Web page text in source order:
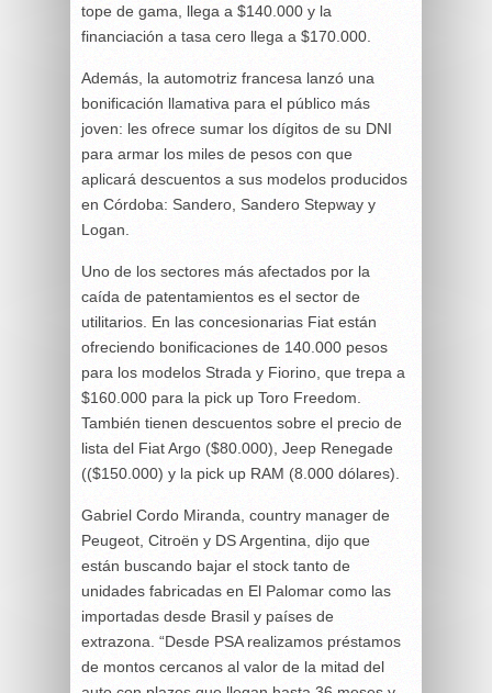
tope de gama, llega a $140.000 y la
financiación a tasa cero llega a $170.000.
Además, la automotriz francesa lanzó una
bonificación llamativa para el público más
joven: les ofrece sumar los dígitos de su DNI
para armar los miles de pesos con que
aplicará descuentos a sus modelos producidos
en Córdoba: Sandero, Sandero Stepway y
Logan.
Uno de los sectores más afectados por la
caída de patentamientos es el sector de
utilitarios. En las concesionarias Fiat están
ofreciendo bonificaciones de 140.000 pesos
para los modelos Strada y Fiorino, que trepa a
$160.000 para la pick up Toro Freedom.
También tienen descuentos sobre el precio de
lista del Fiat Argo ($80.000), Jeep Renegade
(($150.000) y la pick up RAM (8.000 dólares).
Gabriel Cordo Miranda, country manager de
Peugeot, Citroën y DS Argentina, dijo que
están buscando bajar el stock tanto de
unidades fabricadas en El Palomar como las
importadas desde Brasil y países de
extrazona. “Desde PSA realizamos préstamos
de montos cercanos al valor de la mitad del